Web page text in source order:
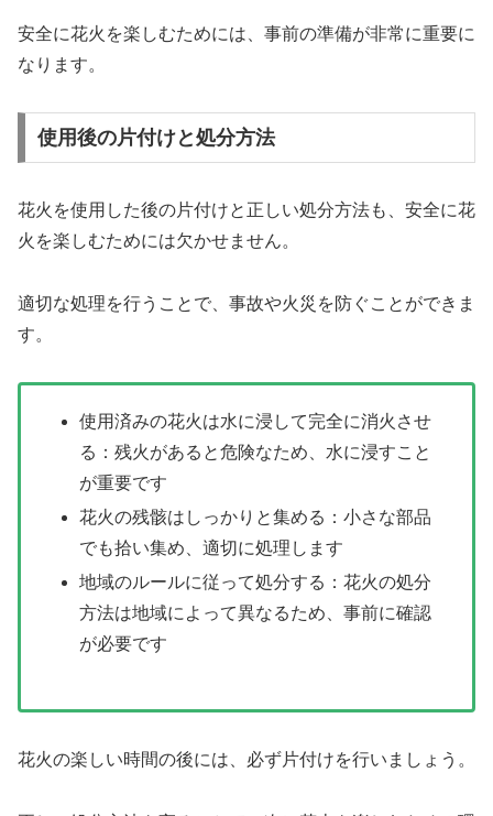
安全に花火を楽しむためには、事前の準備が非常に重要に
なります。
使用後の片付けと処分方法
花火を使用した後の片付けと正しい処分方法も、安全に花
火を楽しむためには欠かせません。
適切な処理を行うことで、事故や火災を防ぐことができま
す。
使用済みの花火は水に浸して完全に消火させ
る：残火があると危険なため、水に浸すこと
が重要です
花火の残骸はしっかりと集める：小さな部品
でも拾い集め、適切に処理します
地域のルールに従って処分する：花火の処分
方法は地域によって異なるため、事前に確認
が必要です
花火の楽しい時間の後には、必ず片付けを行いましょう。